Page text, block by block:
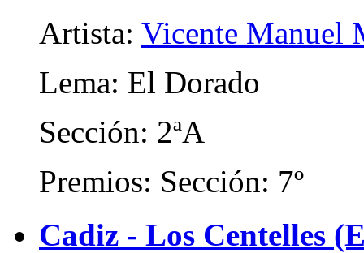
Artista: Vicente Manuel
Lema: El Dorado
Sección: 2ªA
Premios: Sección: 7º
Cadiz - Los Centelles